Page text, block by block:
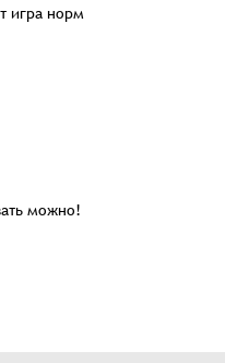
игра норм
можно!